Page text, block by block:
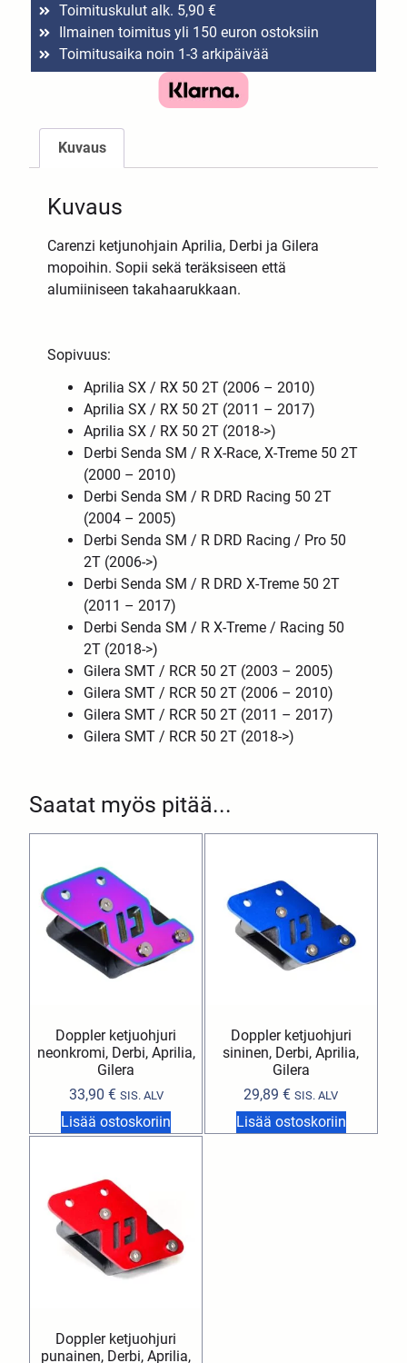
Toimituskulut alk. 5,90 €
Ilmainen toimitus yli 150 euron ostoksiin
Toimitusaika noin 1-3 arkipäivää
Saatat myös pitää...
Doppler ketjuohjuri
neonkromi, Derbi, Aprilia,
Gilera
33,90 € SIS. ALV
Lisää ostoskoriin
Doppler ketjuohjuri
sininen, Derbi, Aprilia,
Gilera
29,89€ SIS. ALV
Lisää ostoskoriin
Doppler ketjuohjuri
punainen, Derbi, Aprilia,
Kuvaus
Kuvaus
Carenzi ketjunohjain Aprilia, Derbi ja Gilera
mopoihin. Sopii sekä teräksiseen että
alumiiniseen takahaarukkaan.
Sopivuus:
Aprilia SX / RX 50 2T (2006 – 2010)
Aprilia SX / RX 50 2T (2011 – 2017)
Aprilia SX / RX 50 2T (2018->)
Derbi Senda SM / R X-Race, X-Treme 50 2T
(2000 – 2010)
Derbi Senda SM / R DRD Racing 50 2T
(2004 – 2005)
Derbi Senda SM / R DRD Racing / Pro 50
2T (2006->)
Derbi Senda SM / R DRD X-Treme 50 2T
(2011 – 2017)
Derbi Senda SM / R X-Treme / Racing 50
2T (2018->)
Gilera SMT / RCR 50 2T (2003 – 2005)
Gilera SMT / RCR 50 2T (2006 – 2010)
Gilera SMT / RCR 50 2T (2011 – 2017)
Gilera SMT / RCR 50 2T (2018->)